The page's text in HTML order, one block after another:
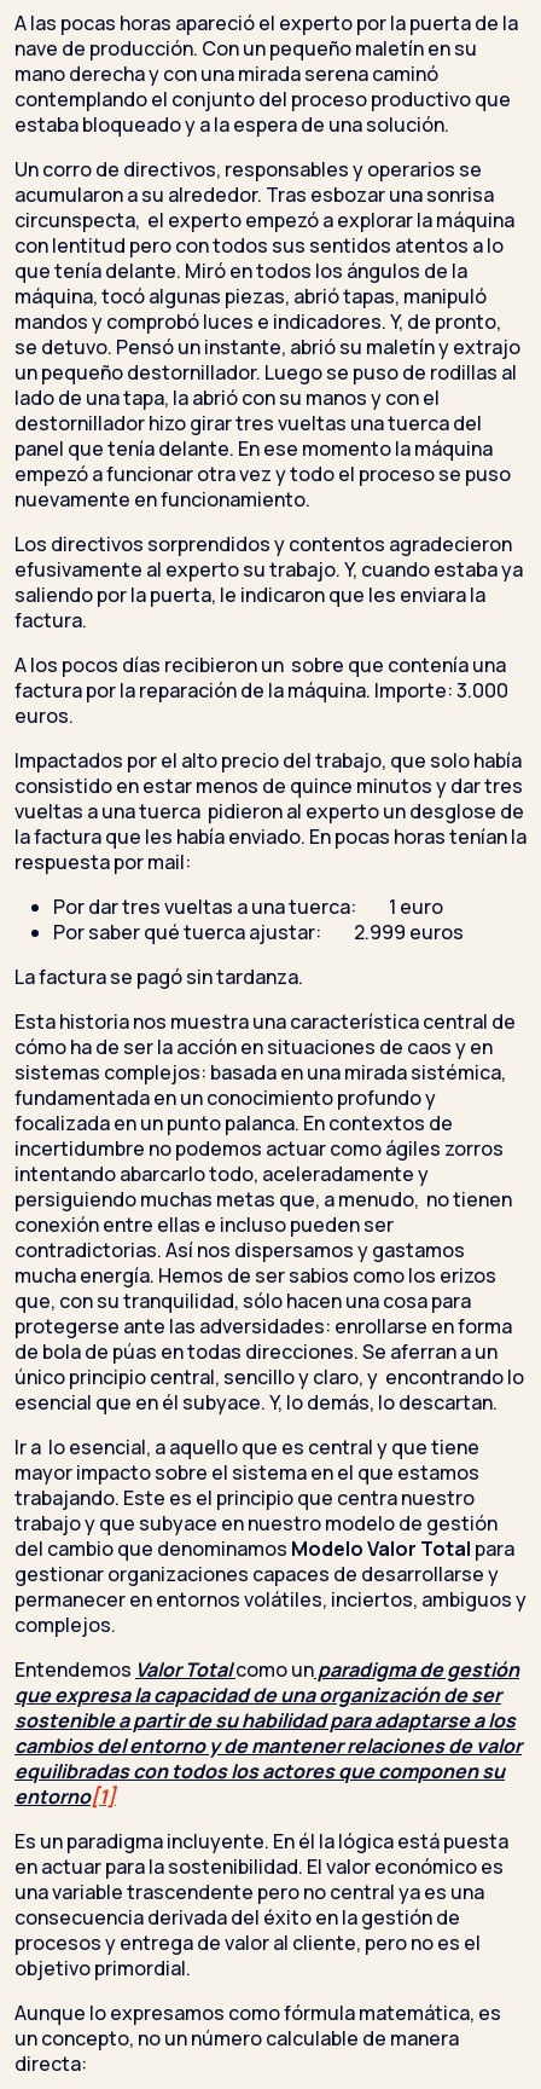
A las pocas horas apareció el experto por la puerta de la
nave de producción. Con un pequeño maletín en su
mano derecha y con una mirada serena caminó
contemplando el conjunto del proceso productivo que
estaba bloqueado y a la espera de una solución.
Un corro de directivos, responsables y operarios se
acumularon a su alrededor. Tras esbozar una sonrisa
circunspecta, el experto empezó a explorar la máquina
con lentitud pero con todos sus sentidos atentos a lo
que tenía delante. Miró en todos los ángulos de la
máquina, tocó algunas piezas, abrió tapas, manipuló
mandos y comprobó luces e indicadores. Y, de pronto,
se detuvo. Pensó un instante, abrió su maletín y extrajo
un pequeño destornillador. Luego se puso de rodillas al
lado de una tapa, la abrió con su manos y con el
destornillador hizo girar tres vueltas una tuerca del
panel que tenía delante. En ese momento la máquina
empezó a funcionar otra vez y todo el proceso se puso
nuevamente en funcionamiento.
Los directivos sorprendidos y contentos agradecieron
efusivamente al experto su trabajo. Y, cuando estaba ya
saliendo por la puerta, le indicaron que les enviara la
factura.
A los pocos días recibieron un sobre que contenía una
factura por la reparación de la máquina. Importe: 3.000
euros.
Impactados por el alto precio del trabajo, que solo había
consistido en estar menos de quince minutos y dar tres
vueltas a una tuerca pidieron al experto un desglose de
la factura que les había enviado. En pocas horas tenían la
respuesta por mail:
Por dar tres vueltas a una tuerca: 1 euro
Por saber qué tuerca ajustar: 2.999 euros
La factura se pagó sin tardanza.
Esta historia nos muestra una característica central de
cómo ha de ser la acción en situaciones de caos y en
sistemas complejos: basada en una mirada sistémica,
fundamentada en un conocimiento profundo y
focalizada en un punto palanca. En contextos de
incertidumbre no podemos actuar como ágiles zorros
intentando abarcarlo todo, aceleradamente y
persiguiendo muchas metas que, a menudo, no tienen
conexión entre ellas e incluso pueden ser
contradictorias. Así nos dispersamos y gastamos
mucha energía. Hemos de ser sabios como los erizos
que, con su tranquilidad, sólo hacen una cosa para
protegerse ante las adversidades: enrollarse en forma
de bola de púas en todas direcciones. Se aferran a un
único principio central, sencillo y claro, y encontrando lo
esencial que en él subyace. Y, lo demás, lo descartan.
Ir a lo esencial, a aquello que es central y que tiene
mayor impacto sobre el sistema en el que estamos
trabajando. Este es el principio que centra nuestro
trabajo y que subyace en nuestro modelo de gestión
del cambio que denominamos ModeloValor Total para
gestionar organizaciones capaces de desarrollarse y
permanecer en entornos volátiles, inciertos, ambiguos y
complejos.
Entendemos Valor Totalcomo unparadigma de gestión
que expresa la capacidad de una organización de ser
sostenible a partir de su habilidad para adaptarse a los
cambios del entorno y de mantener relaciones de valor
equilibradas con todos los actores que componen su
entorno[1]
Es un paradigma incluyente. En él la lógica está puesta
en actuar para la sostenibilidad. El valor económico es
una variable trascendente pero no central ya es una
consecuencia derivada del éxito en la gestión de
procesos y entrega de valor al cliente, pero no es el
objetivo primordial.
Aunque lo expresamos como fórmula matemática, es
un concepto, no un número calculable de manera
directa: